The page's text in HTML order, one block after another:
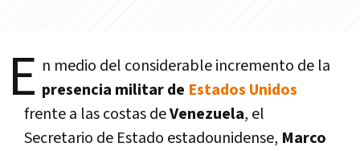
E n medio del considerable incremento de la
presencia militar de Estados Unidos
frente a las costas deVenezuela, el
Secretario de Estado estadounidense, Marco